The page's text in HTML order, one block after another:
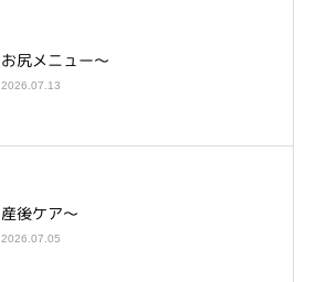
お尻メニュー～
2026.07.13
産後ケア～
2026.07.05